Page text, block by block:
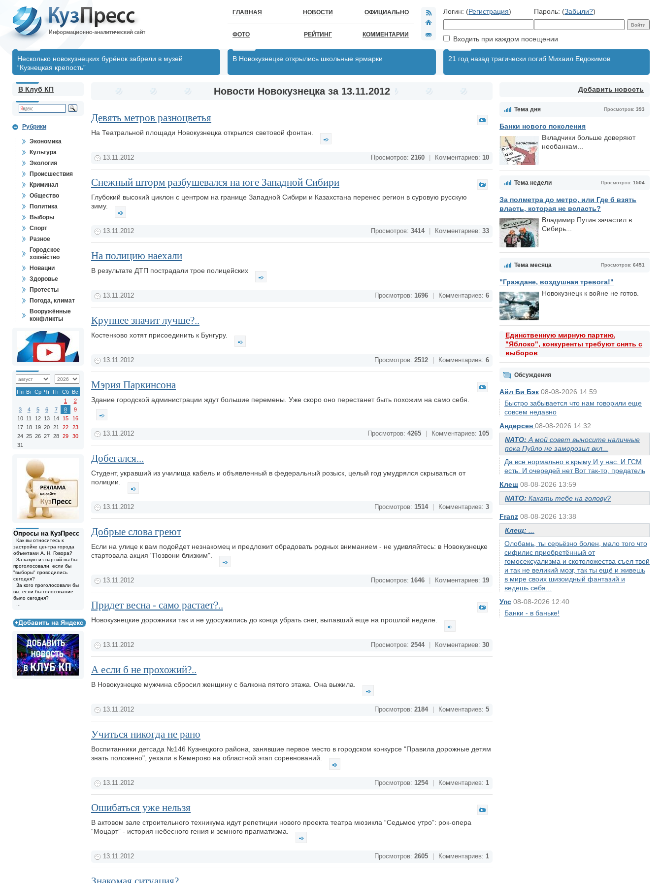
ГЛАВНАЯ НОВОСТИ ОФИЦИАЛЬНО
ФОТО РЕЙТИНГ КОММЕНТАРИИ
Логин: (Регистрация) Пароль: (Забыли?)
Входить при каждом посещении
Несколько новокузнецких бурёнок забрели в музей
“Кузнецкая крепость”
В Новокузнецке открылись школьные ярмарки 21 год назад трагически погиб Михаил Евдокимов
Добавить новость
Просмотров: 393
Тема дня
Банки нового поколения
Вкладчики больше доверяют
необанкам...
Просмотров: 1504
Тема недели
За полметра до метро, или Где б взять
власть, которая не всласть?
Владимир Путин зачастил в
Сибирь...
Просмотров: 6451
Тема месяца
"Граждане, воздушная тревога!"
Новокузнецк к войне не готов.
Единственную мирную партию,
"Яблоко", конкуренты требуют снять с
выборов
Обсуждения
Айл Би Бэк 08-08-2026 14:59
Быстро забывается что нам говорили еще
совсем недавно
Андерсен 08-08-2026 14:32
NATO: А мой совет выносите наличные
пока Пуйло не заморозил вкл...
Да все нормально в крыму И у нас. И ГСМ
есть. И очередей нет Вот так-то, предатель
Клещ 08-08-2026 13:59
NATO: Какать тебе на голову?
Franz 08-08-2026 13:38
Клещ:
Олобамь, ты серьёзно болен, мало того что
сифилис приобретённый от
гомосексуализма и скотоложества съел твой
и так не великий мозг, так ты ещё и живешь
в мире своих шизоидный фантазий и
ведешь себя...
Упс 08-08-2026 12:40
Банки - в баньке!
В Клуб КП
Рубрики
Экономика
Культура
Экология
Происшествия
Криминал
Общество
Политика
Выборы
Спорт
Разное
Городское
хозяйство
Новации
Здоровье
Протесты
Погода, климат
Вооружённые
конфликты
Пн Вт Ср Чт Пт Сб Вс
1
2
3
4 5 6 7 8
9
10 11 12 13 14 15
16
17 18 19 20 21 22
23
24 25 26 27 28 29
30
31
Опросы на КузПресс
Как вы относитесь к
застройке центра города
объектами А. Н. Говора?
За какую из партий вы бы
проголосовали, если бы
"выборы" проводились
сегодня?
За кого проголосовали бы
вы, если бы голосование
было сегодня?
Новости Новокузнецка за 13.11.2012
Девять метров разноцветья
На Театральной площади Новокузнецка открылся световой фонтан.
13.11.2012 Просмотров: 2160 Комментариев: 10
Снежный шторм разбушевался на юге Западной Сибири
Глубокий высокий циклон с центром на границе Западной Сибири и Казахстана перенес регион в суровую русскую
зиму.
13.11.2012 Просмотров: 3414 Комментариев: 33
На полицию наехали
В результате ДТП пострадали трое полицейских
13.11.2012 Просмотров: 1696 Комментариев: 6
Крупнее значит лучше?..
Костенково хотят присоединить к Бунгуру.
13.11.2012 Просмотров: 2512 Комментариев: 6
Мэрия Паркинсона
Здание городской администрации ждут большие перемены. Уже скоро оно перестанет быть похожим на само себя.
13.11.2012 Просмотров: 4265 Комментариев: 105
Добегался...
Студент, укравший из училища кабель и объявленный в федеральный розыск, целый год умудрялся скрываться от
полиции.
13.11.2012 Просмотров: 1514 Комментариев: 3
Добрые слова греют
Если на улице к вам подойдет незнакомец и предложит обрадовать родных вниманием - не удивляйтесь: в Новокузнецке
стартовала акция "Позвони близким".
13.11.2012 Просмотров: 1646 Комментариев: 19
Придет весна - само растает?..
Новокузнецкие дорожники так и не удосужились до конца убрать снег, выпавший еще на прошлой неделе.
13.11.2012 Просмотров: 2544 Комментариев: 30
А если б не прохожий?..
В Новокузнецке мужчина сбросил женщину с балкона пятого этажа. Она выжила.
13.11.2012 Просмотров: 2184 Комментариев: 5
Учиться никогда не рано
Воспитанники детсада №146 Кузнецкого района, занявшие первое место в городском конкурсе "Правила дорожные детям
знать положено", уехали в Кемерово на областной этап соревнований.
13.11.2012 Просмотров: 1254 Комментариев: 1
Ошибаться уже нельзя
В актовом зале строительного техникума идут репетиции нового проекта театра мюзикла “Седьмое утро”: рок-опера
“Моцарт” - история небесного гения и земного прагматизма.
13.11.2012 Просмотров: 2605 Комментариев: 1